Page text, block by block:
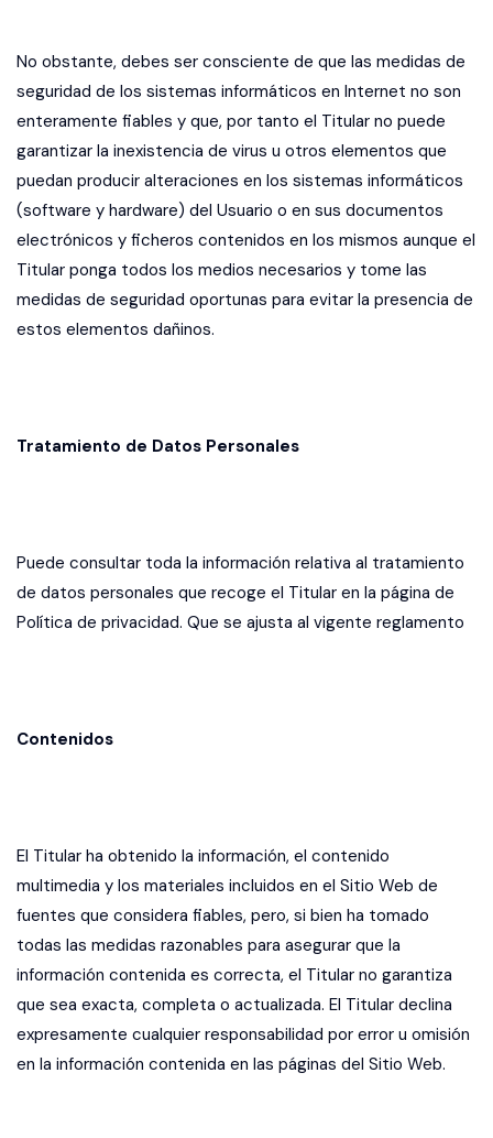
No obstante, debes ser consciente de que las medidas de
seguridad de los sistemas informáticos en Internet no son
enteramente fiables y que, por tanto el Titular no puede
garantizar la inexistencia de virus u otros elementos que
puedan producir alteraciones en los sistemas informáticos
(software y hardware) del Usuario o en sus documentos
electrónicos y ficheros contenidos en los mismos aunque el
Titular ponga todos los medios necesarios y tome las
medidas de seguridad oportunas para evitar la presencia de
estos elementos dañinos.
Tratamiento de Datos Personales
Puede consultar toda la información relativa al tratamiento
de datos personales que recoge el Titular en la página de
Política de privacidad. Que se ajusta al vigente reglamento
Contenidos
El Titular ha obtenido la información, el contenido
multimedia y los materiales incluidos en el Sitio Web de
fuentes que considera fiables, pero, si bien ha tomado
todas las medidas razonables para asegurar que la
información contenida es correcta, el Titular no garantiza
que sea exacta, completa o actualizada. El Titular declina
expresamente cualquier responsabilidad por error u omisión
en la información contenida en las páginas del Sitio Web.